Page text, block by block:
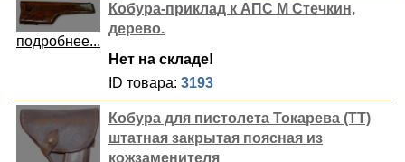
подробнее...
Кобура-приклад к АПС М Стечкин,
дерево.
Нет на складе!
ID товара: 3193
Кобура для пистолета Токарева (ТТ)
штатная закрытая поясная из
кожзаменителя